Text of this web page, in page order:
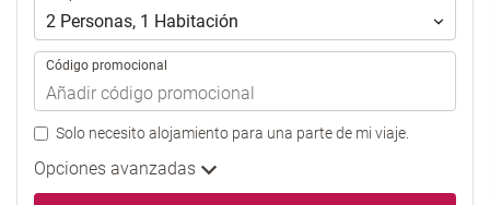
2 Personas, 1 Habitación
Código promocional
Solo necesito alojamiento para una parte de mi viaje.
Opciones avanzadas